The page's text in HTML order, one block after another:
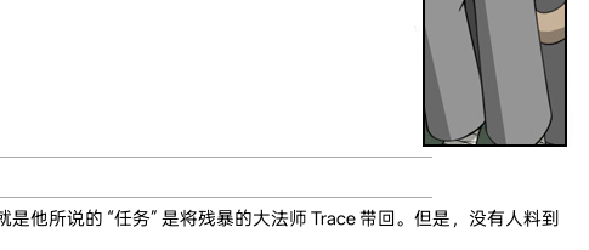
他所说的 “任务” 是将残暴的大法师 Trace 带回。但是，没有人料到